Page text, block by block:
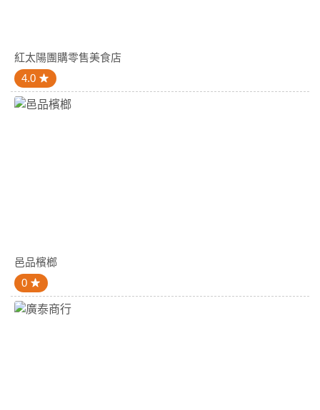
紅太陽團購零售美食店
4.0
邑品檳榔
0